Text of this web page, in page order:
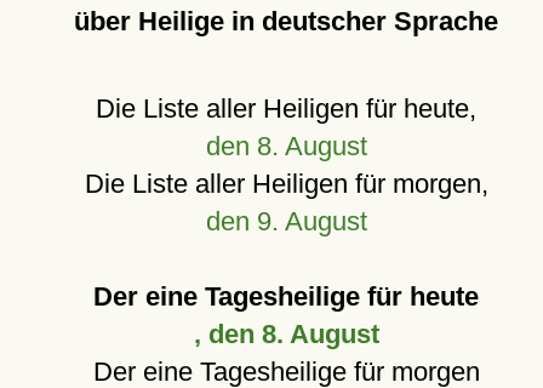
über Heilige in deutscher Sprache
Die Liste aller Heiligen für heute,
den 8. August
Die Liste aller Heiligen für morgen,
den 9. August
Der eine Tagesheilige für heute
, den 8. August
Der eine Tagesheilige für morgen